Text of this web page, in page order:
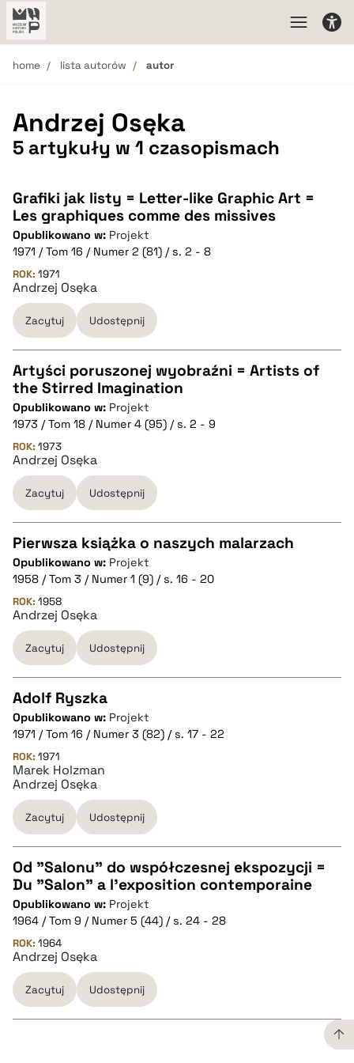
home lista autorów autor
Andrzej Osęka
5 artykuły w 1 czasopismach
Grafiki jak listy = Letter-like Graphic Art =
Les graphiques comme des missives
Opublikowano w: Projekt
1971 / Tom 16 / Numer 2 (81) / s. 2 - 8
ROK: 1971
Andrzej Osęka
Zacytuj Udostępnij
CZYSTY TEKST
pobierz cytat
BIBTEX
pobierz cytat
Artyści poruszonej wyobraźni = Artists of
the Stirred Imagination
Opublikowano w: Projekt
1973 / Tom 18 / Numer 4 (95) / s. 2 - 9
ROK: 1973
Andrzej Osęka
Zacytuj Udostępnij
CZYSTY TEKST
pobierz cytat
BIBTEX
pobierz cytat
Pierwsza książka o naszych malarzach
Opublikowano w: Projekt
1958 / Tom 3 / Numer 1 (9) / s. 16 - 20
ROK: 1958
Andrzej Osęka
Zacytuj Udostępnij
CZYSTY TEKST
pobierz cytat
BIBTEX
pobierz cytat
Adolf Ryszka
Opublikowano w: Projekt
1971 / Tom 16 / Numer 3 (82) / s. 17 - 22
ROK: 1971
Marek Holzman
Andrzej Osęka
Zacytuj Udostępnij
CZYSTY TEKST
pobierz cytat
BIBTEX
Od "Salonu" do współczesnej ekspozycji =
Du "Salon" a l'exposition contemporaine
Opublikowano w: Projekt
1964 / Tom 9 / Numer 5 (44) / s. 24 - 28
ROK: 1964
Andrzej Osęka
Zacytuj Udostępnij